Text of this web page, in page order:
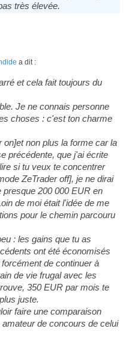
très élevée.
a dit :
et cela fait toujours du
Je ne connais personne
choses : c'est ton charme
on]et non plus la forme car la
précédente, que j'ai écrite
si tu veux te concentrer
ZeTrader off], je ne dirai
200 000 EUR en
de moi était l'idée de me
pour le chemin parcouru
: les gains que tu as
ont été économisés
de continuer à
de vie frugal avec les
350 EUR par mois te
juste.
faire une comparaison
de concours de celui